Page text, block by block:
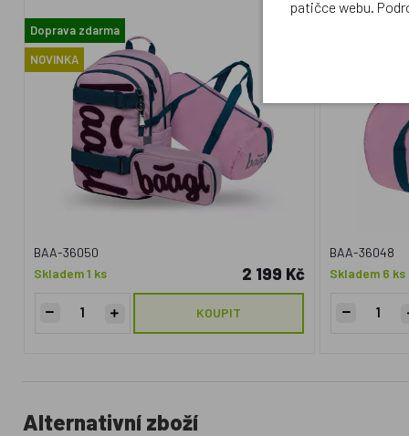
Doprava zdarma
NOVINKA
BAA-36050
Skladem 1 ks
2 199 Kč
KOUPIT
BAA-36048
Skladem 6 ks
Alternativní zboží
patičce webu.